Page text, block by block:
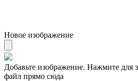
Новое изображение
Добавьте изображение. Нажмите для
файл прямо сюда